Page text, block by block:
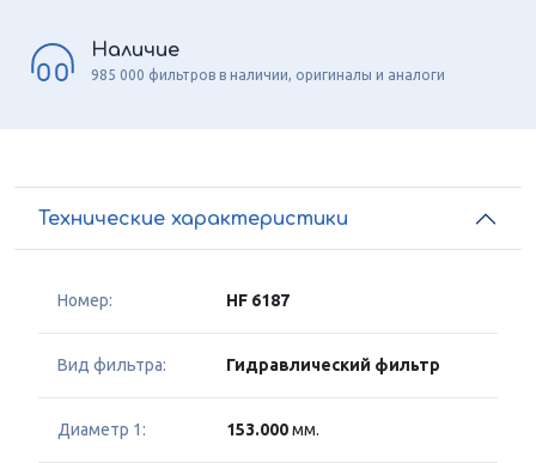
Наличие
985 000 фильтров в наличии, оригиналы и аналоги
Технические характеристики
Номер: HF 6187
Вид фильтра: Гидравлический фильтр
Диаметр 1: 153.000мм.